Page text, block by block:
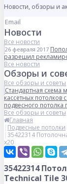
Новости, обзоры и
Новости
Все новости
26 февраля 2017
разрешил
Все новости
Обзоры и
Все обзоры и советы
Стандартная схема
кассетных потолков
подвесного потолка
Все обзоры и советы
Главная
Подвесные потолки
35422314
x20
35422314
Technical Tile